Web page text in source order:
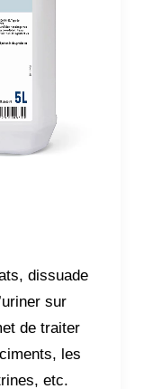
dissuade
sur
de traiter
les
etc.